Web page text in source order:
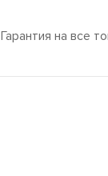
Гарантия на все